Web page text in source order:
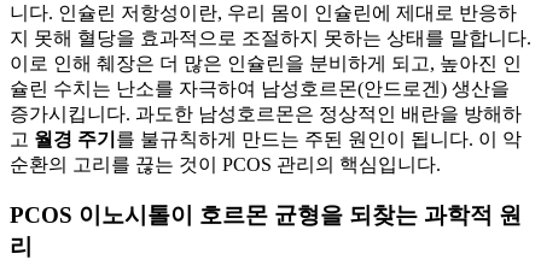
니다. 인슐린 저항성이란, 우리 몸이 인슐린에 제대로 반응하
지 못해 혈당을 효과적으로 조절하지 못하는 상태를 말합니다.
이로 인해 췌장은 더 많은 인슐린을 분비하게 되고, 높아진 인
슐린 수치는 난소를 자극하여 남성호르몬(안드로겐) 생산을
증가시킵니다. 과도한 남성호르몬은 정상적인 배란을 방해하
고 월경 주기 를 불규칙하게 만드는 주된 원인이 됩니다. 이 악
순환의 고리를 끊는 것이 PCOS 관리의 핵심입니다.
PCOS 이노시톨이 호르몬 균형을 되찾는 과학적 원
리